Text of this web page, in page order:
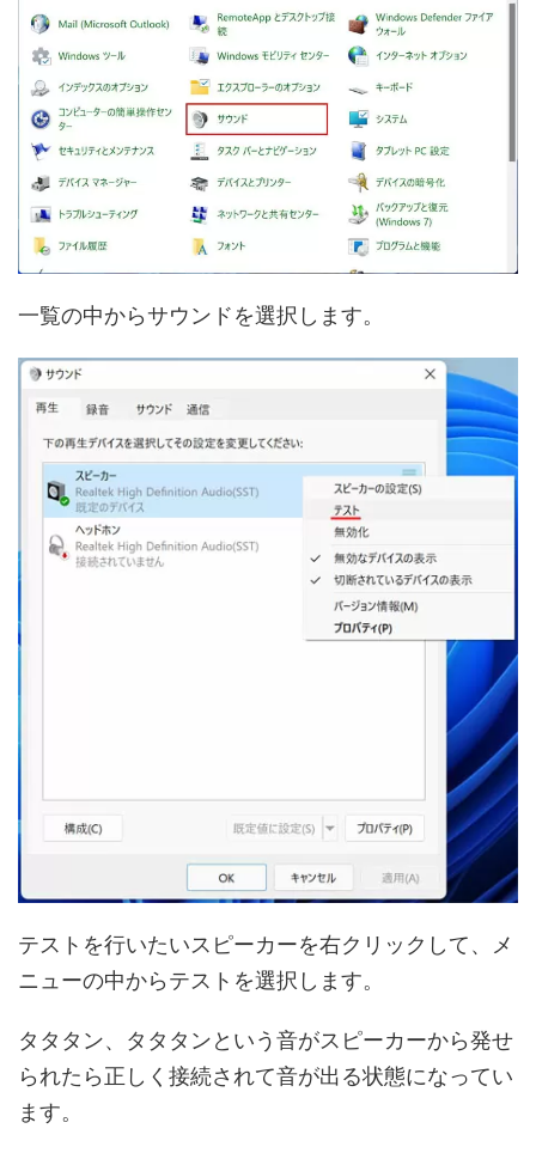
一覧の中からサウンドを選択します。
テストを行いたいスピーカーを右クリックして、メ
ニューの中からテストを選択します。
タタタン、タタタンという音がスピーカーから発せ
られたら正しく接続されて音が出る状態になってい
ます。